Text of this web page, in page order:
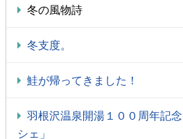
冬の風物詩
冬支度。
鮭が帰ってきました！
羽根沢温泉開湯１００周年記
シェ」